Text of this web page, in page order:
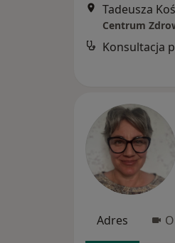
Tadeusza
Centrum
Konsultacja
Adres